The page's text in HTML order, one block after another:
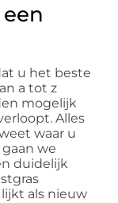
u het beste
a tot z
mogelijk
Alles
waar u
we
duidelijk
als nieuw